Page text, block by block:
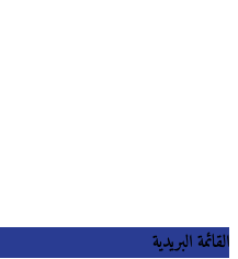
القائمة البريدية